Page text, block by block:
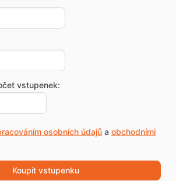
vstupenek:
osobních údajůa obchodními
Koupit vstupenku